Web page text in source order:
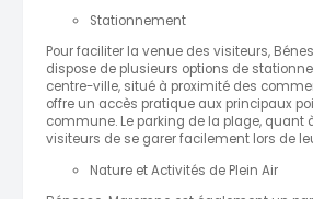
Stationnement
Pour faciliter la venue des visiteurs,
dispose de plusieurs options de
centre-ville, situé à proximité des
offre un accès pratique aux principaux
commune. Le parking de la plage, quant
visiteurs de se garer facilement lors de
Nature et Activités de Plein Air